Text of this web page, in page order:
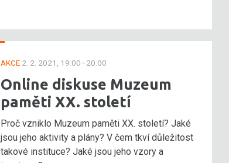
AKCE 2. 2. 2021, 19:00–20:00
Online diskuse Muzeum
paměti XX. století
Proč vzniklo Muzeum paměti XX. století? Jaké
jsou jeho aktivity a plány? V čem tkví důležitost
takové instituce? Jaké jsou jeho vzory a